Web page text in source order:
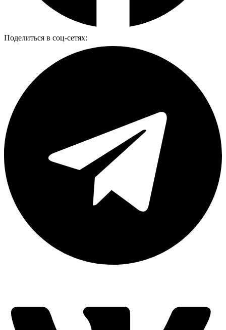
Поделиться в соц-сетях: